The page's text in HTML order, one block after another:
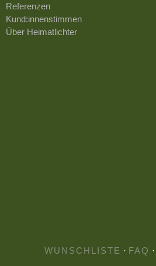
Referenzen
Kund:innenstimmen
Über Heimatlichter
WUNSCHLISTE · FAQ ·